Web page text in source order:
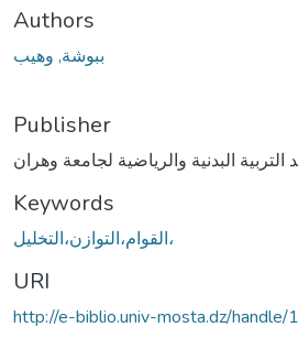
Authors
ببوشة, وهيب
Publisher
التربية البدنية والرياضية لجامعة وهران
Keywords
القوام،التوازن،التخليل،
URI
http://e-biblio.univ-mosta.dz/